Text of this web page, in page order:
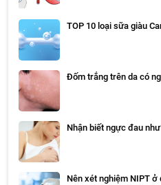
TOP 10 loại sữa giàu
Đốm trắng trên da có
Nhận biết ngực đau
Nên xét nghiệm NIPT ở